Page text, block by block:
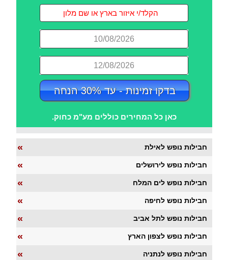
10/08/2026
12/08/2026
בדקו זמינות - עד 30% הנחה
כאן כל המחירים כוללים מע"מ כחוק.
« חבילות נופש לאילת
« חבילות נופש לירושלים
« חבילות נופש לים המלח
« חבילות נופש לחיפה
« חבילות נופש לתל אביב
« חבילות נופש לצפון הארץ
« חבילות נופש לנתניה